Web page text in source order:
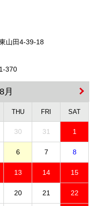
山田4-39-18
370
月
THU FRI SAT
30 31 1
6 7 8
13 14 15
20 21 22